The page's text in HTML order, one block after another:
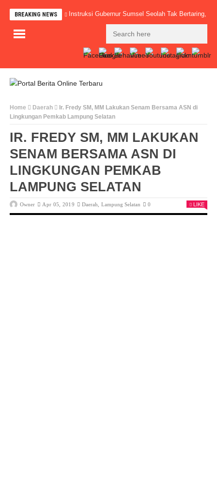
BREAKING NEWS Instruksi Gubernur Sumsel Seolah Tak Bertaring,
Home Daerah
Ir. Fredy SM, MM Lakukan Senam Bersama ASN di
Lingkungan Pemkab Lampung Selatan
IR. FREDY SM, MM LAKUKAN
SENAM BERSAMA ASN DI
LINGKUNGAN PEMKAB
LAMPUNG SELATAN
Owner Apr 05, 2019 Daerah Lampung Selatan 0 LIKE